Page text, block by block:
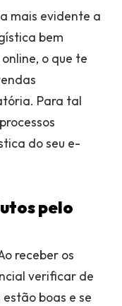
mais evidente a
bem
o que te
Para tal
do seu e-
pelo
receber os
verificar de
boas e se